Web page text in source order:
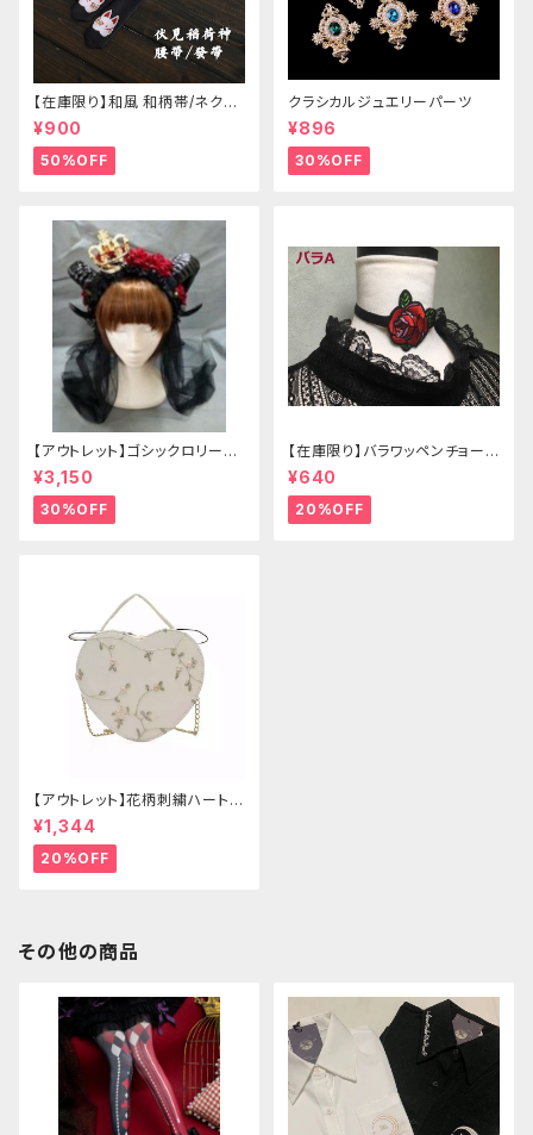
【在庫限り】和風 和柄帯/ネクタ
イ/リボン（狐面/金魚
¥900
50%OFF
クラシカルジュエリーパーツ
¥896
30%OFF
【アウトレット】ゴシックロリータ
ゴールドクラウン＆ホーン(ヴェ
ール付き)
¥3,150
30%OFF
【在庫限り】バラワッペンチョーカ
ー
¥640
20%OFF
【アウトレット】花柄刺繍ハートバ
ッグ
¥1,344
20%OFF
その他の商品